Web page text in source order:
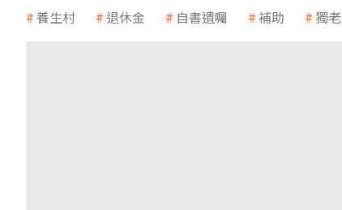
養生村 退休金 自書遺囑 補助 獨老